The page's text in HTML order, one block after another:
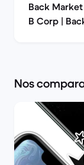
Back
B Corp |
Nos